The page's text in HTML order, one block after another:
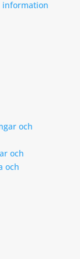
information
och
och
och